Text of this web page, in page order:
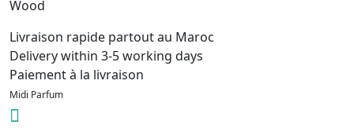
Wood
Livraison rapide partout au Maroc
Delivery within 3-5 working days
Paiement à la livraison
Midi Parfum